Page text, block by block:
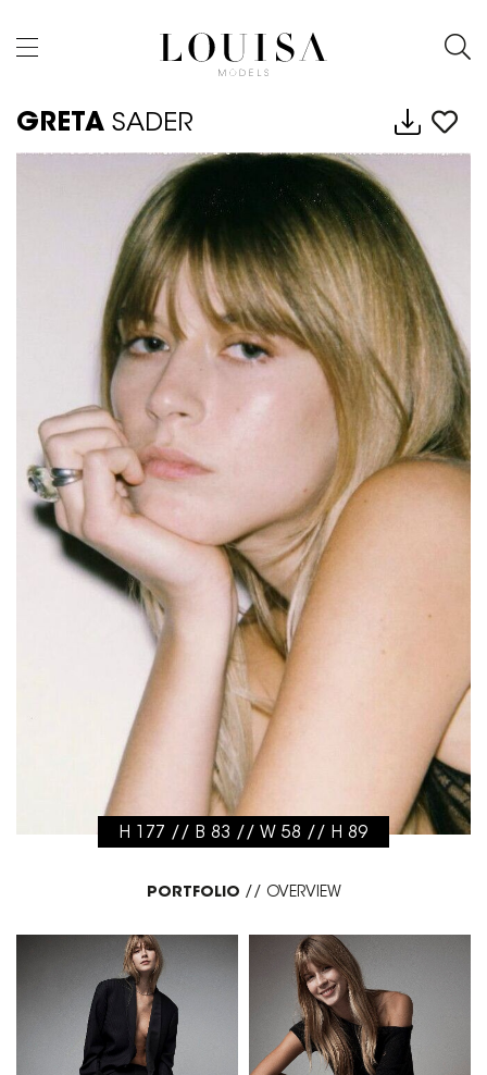
GRETA SADER
H 177 // B 83 // W 58 // H 89
PORTFOLIO // OVERVIEW